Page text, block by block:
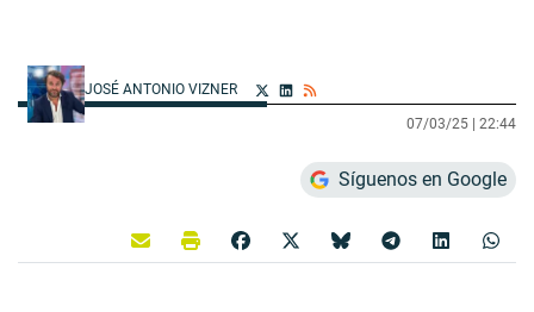
JOSÉ ANTONIO VIZNER
07/03/25 | 22:44
Síguenos en Google